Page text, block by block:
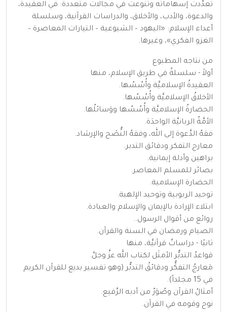
تعدَّدت إسهاماته وتنوعت في مجالات متعددة: في العقيدة،
والدعوة، والأدب، والأخلاق، والدراسات القرآنية، وسلسلة
أعداء الإسلام: «اليهود – الشيوعية – التيارات المعاصرة –
الغزو الفكري»، وغيرها.
من نتاجه المطبوع
أولاً - سلسلةُ في طريق الإسلام، منها
العقيدةُ الإسلاميَّة وأُسُسُها.
الأخلاقُ الإسلاميَّة وأُسُسُها.
الحضارةُ الإسلاميَّة وأُسُسُها ووَسائلُها.
الأمَّةُ الربانيَّة الواحدَة.
فقهُ الدَّعوة إلى الله، وفقهُ النُّصْح والإرشاد.
معارج التفكر ودقائق التدبر.
براهين وأدلة إيمانية.
بصائر للمسلم المعاصر.
الحضارة الإسلامية.
توحيد الربوبية وتوحيد الإلهية.
ابتلاء الإرادة بالإيمان والإسلام والعبادة.
روائع من أقوال الرسول..
الصيام ورمضان في السنة والقرآن.
ثانيًا - دراساتٌ قرآنيَّة، منها
قواعدُ التدبُّر الأمثَل لكتاب الله عزَّ وجلَّ.
مَعارجُ التفكُّر ودقائقُ التدبُّر (وهو تفسير بديع للقرآن الكريم
في 15 مجلداً).
أمثالُ القرآن وصُوَرٌ من أدبه الرَّفيع.
نوح وقومه في القرآن.